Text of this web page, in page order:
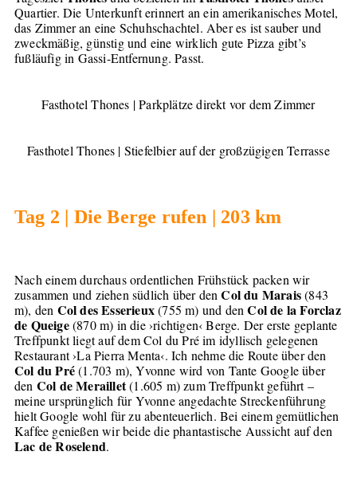
Quartier. Die Unterkunft erinnert an ein amerikanisches Motel,
das Zimmer an eine Schuhschachtel. Aber es ist sauber und
zweckmäßig, günstig und eine wirklich gute Pizza gibt’s
fußläufig in Gassi-Entfernung. Passt.
Fasthotel Thones | Parkplätze direkt vor dem Zimmer
Fasthotel Thones | Stiefelbier auf der großzügigen Terrasse
Tag 2 | Die Berge rufen | 203 km
Nach einem durchaus ordentlichen Frühstück packen wir
zusammen und ziehen südlich über denCol du Marais(843
m), den Col des Esserieux(755 m) und denCol de la Forclaz
de Queige(870 m) in die ›richtigen‹ Berge. Der erste geplante
Treffpunkt liegt auf dem Col du Pré im idyllisch gelegenen
Restaurant ›La Pierra Menta‹. Ich nehme die Route über den
Col du Pré(1.703 m), Yvonne wird von Tante Google über
den Col de Meraillet(1.605 m) zum Treffpunkt geführt –
meine ursprünglich für Yvonne angedachte Streckenführung
hielt Google wohl für zu abenteuerlich. Bei einem gemütlichen
Kaffee genießen wir beide die phantastische Aussicht auf den
Lac de Roselend.